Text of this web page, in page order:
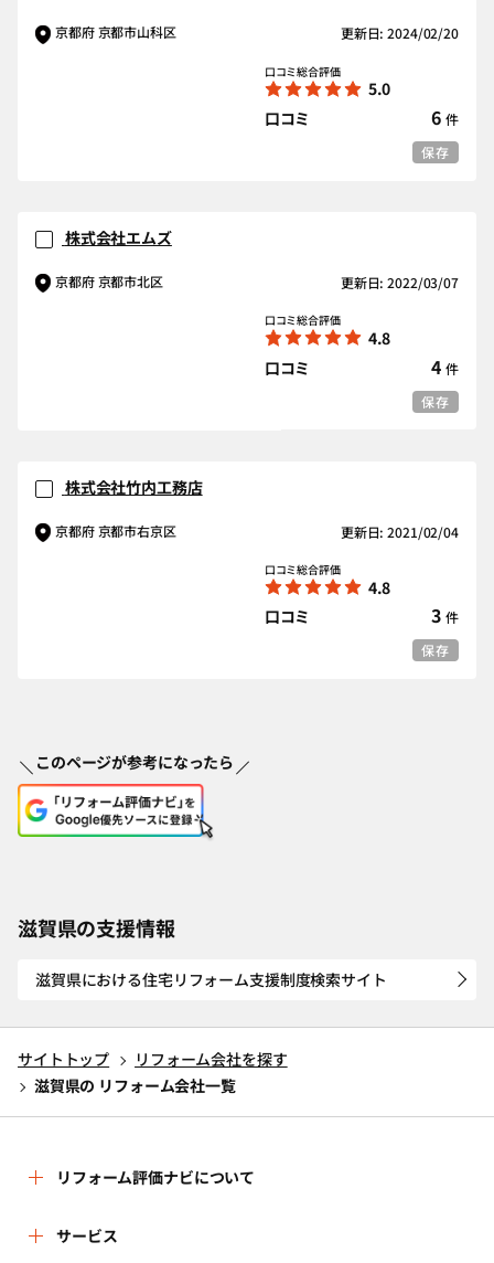
京都府 京都市山科区 更新日: 2024/02/20
口コミ総合評価
5.0
口コミ
6 件
保存
株式会社エムズ
京都府 京都市北区 更新日: 2022/03/07
口コミ総合評価
4.8
口コミ
4 件
保存
株式会社竹内工務店
京都府 京都市右京区 更新日: 2021/02/04
口コミ総合評価
4.8
口コミ
3 件
保存
このページが参考になったら
滋賀県の支援情報
滋賀県における住宅リフォーム支援制度検索サイト
サイトトップ
リフォーム会社を探す
滋賀県の リフォーム会社一覧
リフォーム評価ナビについて
リフォーム評価ナビとは
サービス